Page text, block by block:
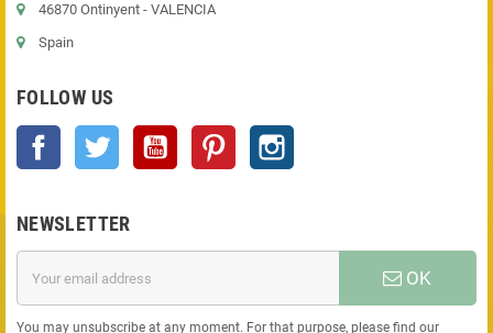
46870 Ontinyent - VALENCIA
Spain
FOLLOW US
Facebook Twitter YouTube Pinterest
NEWSLETTER
OK
You may unsubscribe at any moment. For that purpose, please find our